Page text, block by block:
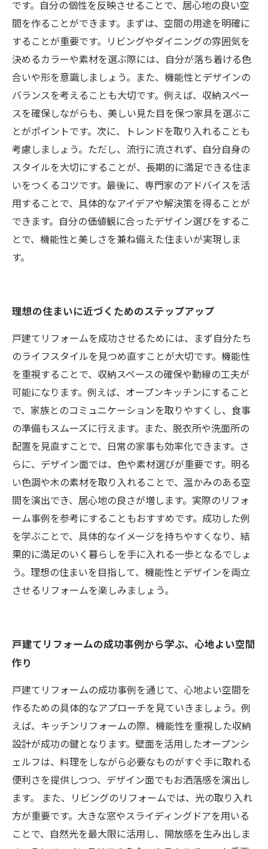
です。自分の個性を反映させることで、居心地の良い空
間を作ることができます。まずは、空間の用途を明確に
することが重要です。リビングやダイニングの雰囲気を
決めるカラーや素材を選ぶ際には、自分が落ち着ける色
合いや形を意識しましょう。また、機能性とデザインの
バランスを考えることも大切です。例えば、収納スペー
スを確保しながらも、美しい見た目を保つ家具を選ぶこ
とがポイントです。次に、トレンドを取り入れることも
考慮しましょう。ただし、流行に流されず、自分自身の
スタイルを大切にすることが、長期的に満足できる住ま
いをつくるコツです。最後に、専門家のアドバイスを活
用することで、具体的なアイデアや解決策を得ることが
できます。自分の価値観に合ったデザイン選びをするこ
とで、機能性と美しさを兼ね備えた住まいが実現しま
す。
理想の住まいに近づくためのステップアップ
戸建てリフォームを成功させるためには、まず自分たち
のライフスタイルを見つめ直すことが大切です。機能性
を重視することで、収納スペースの確保や動線の工夫が
可能になります。例えば、オープンキッチンにすること
で、家族とのコミュニケーションを取りやすくし、食事
の準備もスムーズに行えます。また、脱衣所や洗面所の
配置を見直すことで、日常の家事も効率化できます。さ
らに、デザイン面では、色や素材選びが重要です。明る
い色調や木の素材を取り入れることで、温かみのある空
間を演出でき、居心地の良さが増します。実際のリフォ
ーム事例を参考にすることもおすすめです。成功した例
を学ぶことで、具体的なイメージを持ちやすくなり、結
果的に満足のいく暮らしを手に入れる一歩となるでしょ
う。理想の住まいを目指して、機能性とデザインを両立
させるリフォームを楽しみましょう。
戸建てリフォームの成功事例から学ぶ、心地よい空間
作り
戸建てリフォームの成功事例を通じて、心地よい空間を
作るための具体的なアプローチを見ていきましょう。例
えば、キッチンリフォームの際、機能性を重視した収納
設計が成功の鍵となります。壁面を活用したオープンシ
ェルフは、料理をしながら必要なものがすぐ手に取れる
便利さを提供しつつ、デザイン面でもお洒落感を演出し
ます。 また、リビングのリフォームでは、光の取り入れ
方が重要です。大きな窓やスライディングドアを用いる
ことで、自然光を最大限に活用し、開放感を生み出しま